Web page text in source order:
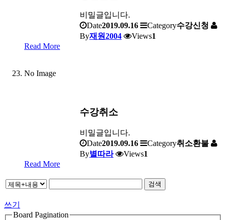
비밀글입니다.
Date2019.09.16 Category수강신청
By재원2004 Views1
Read More
No Image
수강취소
비밀글입니다.
Date2019.09.16 Category취소환불
By별따라 Views1
Read More
검색
쓰기
Board Pagination